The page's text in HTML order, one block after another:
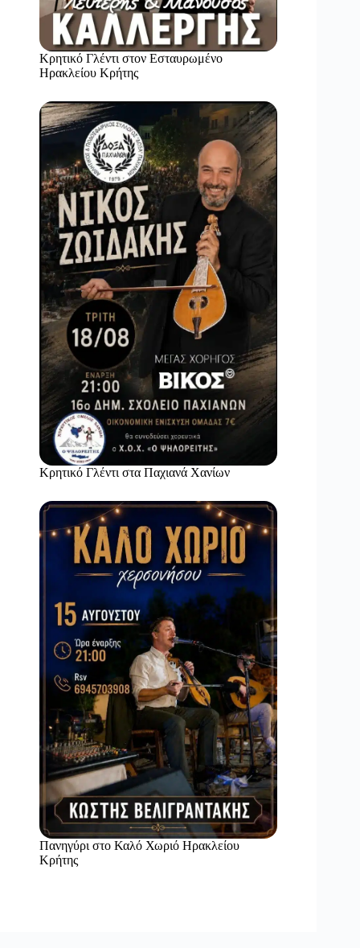
Κρητικό Γλέντι στον Εσταυρωμένο
Ηρακλείου Κρήτης
Κρητικό Γλέντι στα Παχιανά Χανίων
Πανηγύρι στο Καλό Χωριό Ηρακλείου
Κρήτης